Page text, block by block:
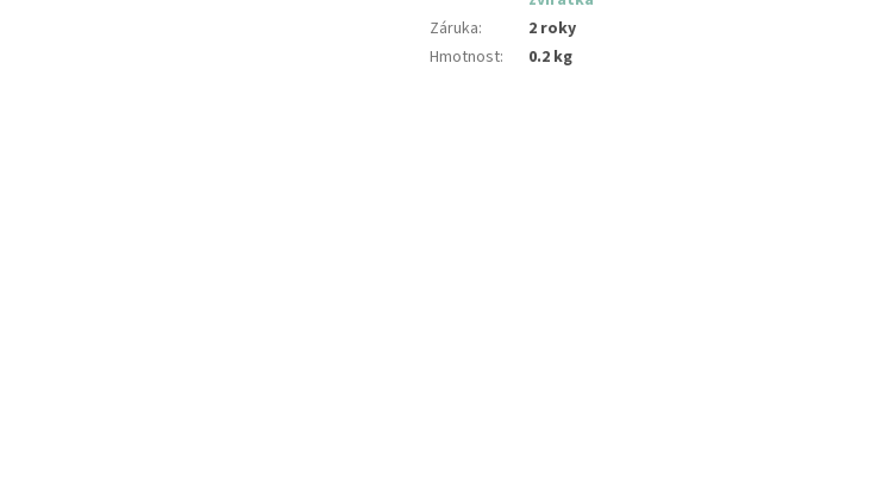
Záruka:
2 roky
Hmotnost: 0.2 kg